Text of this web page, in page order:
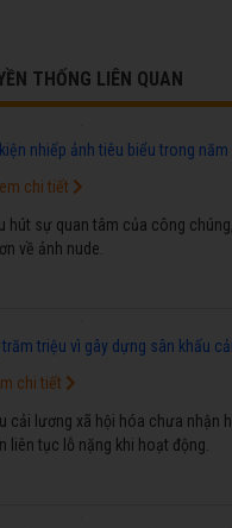
THỐNG LIÊN QUAN
nhiếp ảnh tiêu biểu trong năm
hút sự quan tâm của công
về ảnh nude.
chi tiết
triệu vì gây dựng sân khấu
cải lương xã hội hóa chưa nhận
liên tục lỗ nặng khi hoạt động.
chi tiết